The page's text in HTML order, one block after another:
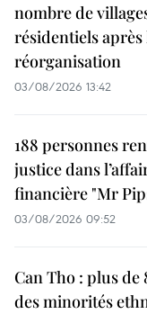
nombre de
résidentiels
réorganisation
03/08/2026 13:42
188 personnes
justice dans
financière "Mr
03/08/2026 09:52
Can Tho : plus
des minorités